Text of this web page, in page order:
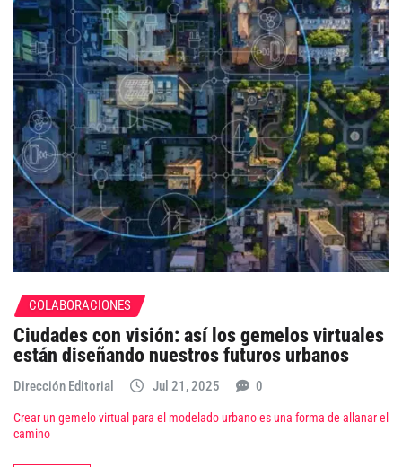
COLABORACIONES
Ciudades con visión: así los gemelos virtuales
están diseñando nuestros futuros urbanos
Dirección Editorial Jul 21, 2025 0
Crear un gemelo virtual para el modelado urbano es una forma de allanar el
camino